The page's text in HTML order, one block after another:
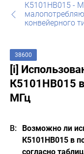
К5101НВ015 -
конвейерного
38600
[i]
К5101НВ015 в
МГц
Возможно ли
К5101НВ015 в
согласно